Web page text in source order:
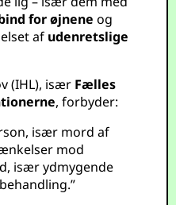
for øjnene og
af udenretslige
(IHL), især Fælles
, forbyder:
især mord af
mod
især ydmygende